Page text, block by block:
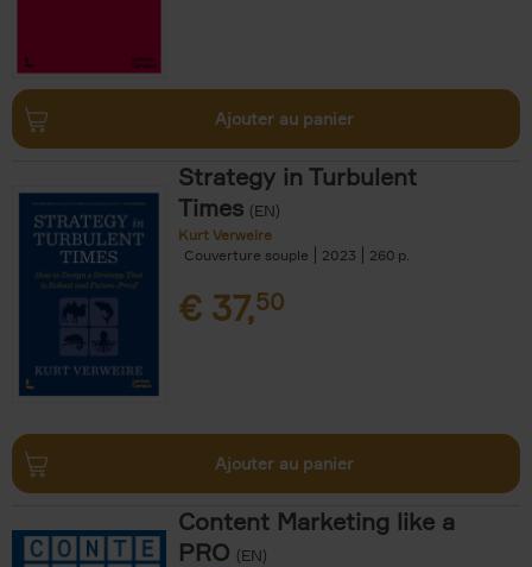
Ajouter au panier
Strategy in Turbulent
Times (EN)
Kurt Verweire
Couverture souple
2023 260
€ 37,50
Ajouter au panier
Content Marketing like a
PRO (EN)